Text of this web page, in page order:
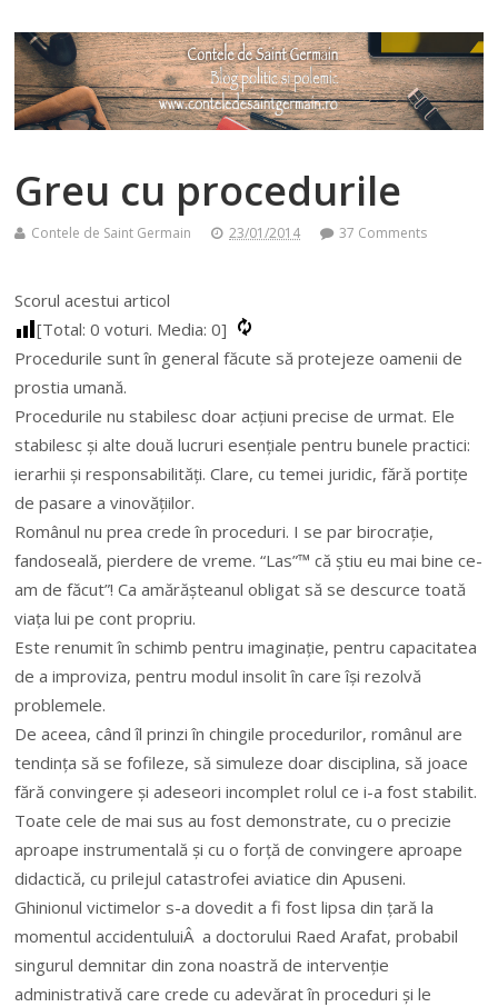
Greu cu procedurile
Contele de Saint Germain 23/01/2014 37 Comments
Scorul acestui articol
[Total:0 voturi. Media:0]
Procedurile sunt în general făcute să protejeze oamenii de
prostia umană.
Procedurile nu stabilesc doar acțiuni precise de urmat. Ele
stabilesc și alte două lucruri esențiale pentru bunele practici:
ierarhii și responsabilități. Clare, cu temei juridic, fără portițe
de pasare a vinovățiilor.
Românul nu prea crede în proceduri. I se par birocrație,
fandoseală, pierdere de vreme. “Las”™ că știu eu mai bine ce-
am de făcut”! Ca amărășteanul obligat să se descurce toată
viața lui pe cont propriu.
Este renumit în schimb pentru imaginație, pentru capacitatea
de a improviza, pentru modul insolit în care își rezolvă
problemele.
De aceea, când îl prinzi în chingile procedurilor, românul are
tendința să se fofileze, să simuleze doar disciplina, să joace
fără convingere și adeseori incomplet rolul ce i-a fost stabilit.
Toate cele de mai sus au fost demonstrate, cu o precizie
aproape instrumentală și cu o forță de convingere aproape
didactică, cu prilejul catastrofei aviatice din Apuseni.
Ghinionul victimelor s-a dovedit a fi fost lipsa din țară la
momentul accidentuluiÂ a doctorului Raed Arafat, probabil
singurul demnitar din zona noastră de intervenție
administrativă care crede cu adevărat în proceduri și le